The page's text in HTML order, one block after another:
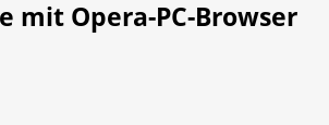
mit Opera-PC-Browser